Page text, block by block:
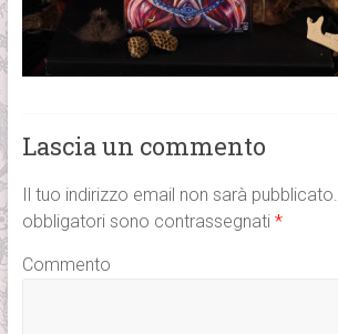
Lascia un commento
Il tuo indirizzo email non sarà pubblicato.
obbligatori sono contrassegnati *
Commento